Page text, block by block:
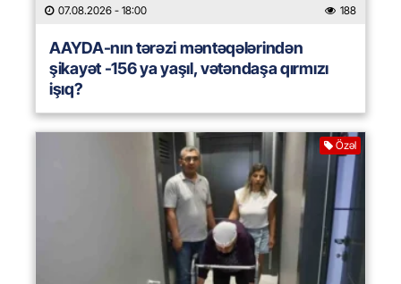
07.08.2026 - 18:00 188
AAYDA-nın tərəzi məntəqələrindən
şikayət -156 ya yaşıl, vətəndaşa qırmızı
işıq?
Özəl